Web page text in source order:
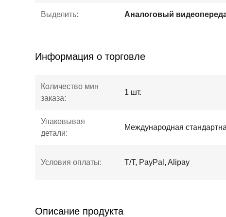
Выделить: Аналоговый
Информация о торговле
Количество мин
заказа:
1 шт.
Упаковывая
детали:
Международная
Условия оплаты: T/T, PayPal, Alipay
Описание продукта